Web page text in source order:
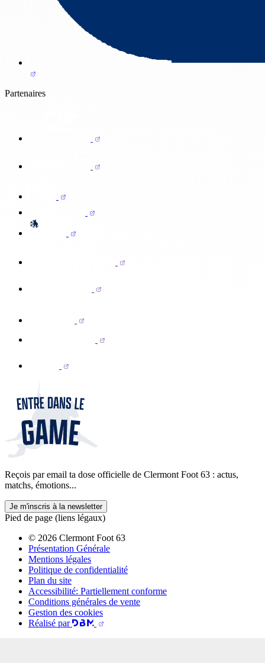
Partenaires
Reçois par email ta dose officielle de Clermont Foot 63 : actus,
matchs, émotions...
Je m'inscris à la newsletter
Pied de page (liens légaux)
© 2026 Clermont Foot 63
Présentation Générale
Mentions légales
Politique de confidentialité
Plan du site
Accessibilité: Partiellement conforme
Conditions générales de vente
Gestion des cookies
Réalisé par